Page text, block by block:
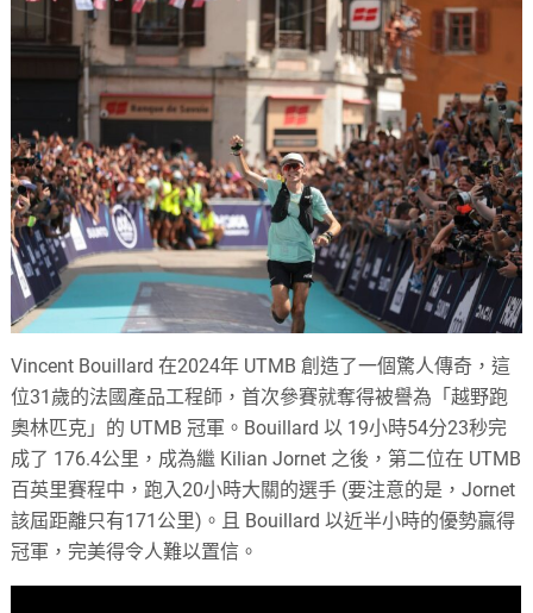
size.size.size.
Vincent Bouillard 在2024年 UTMB 創造了一個驚人傳奇，這
位31歲的法國產品工程師，首次參賽就奪得被譽為「越野跑
奧林匹克」的 UTMB 冠軍。Bouillard 以 19小時54分23秒完
成了 176.4公里，成為繼 Kilian Jornet 之後，第二位在 UTMB
百英里賽程中，跑入20小時大關的選手 (要注意的是，Jornet
該屆距離只有171公里)。且 Bouillard 以近半小時的優勢贏得
冠軍，完美得令人難以置信。